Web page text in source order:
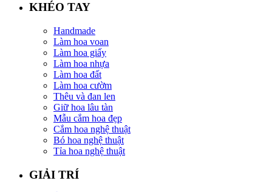
KHÉO TAY
Handmade
Làm hoa voan
Làm hoa giấy
Làm hoa nhựa
Làm hoa đất
Làm hoa cườm
Thêu và đan len
Giữ hoa lâu tàn
Mẫu cắm hoa đẹp
Cắm hoa nghệ thuật
Bó hoa nghệ thuật
Tỉa hoa nghệ thuật
GIẢI TRÍ